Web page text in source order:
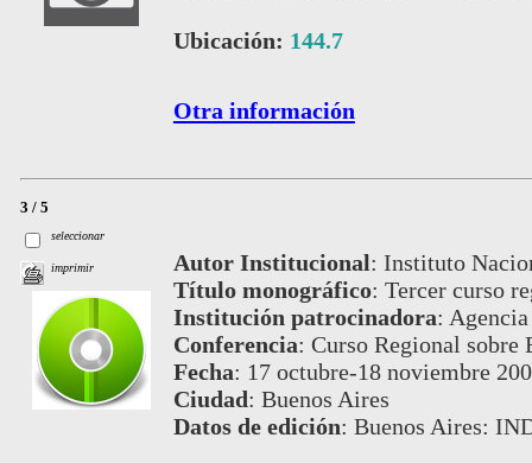
Ubicación: 144.7
Otra información
3 / 5
seleccionar
imprimir Autor Institucional: Instituto
Título monográfico: Tercer curso
Institución patrocinadora:
Conferencia: Curso Regional sobre
Fecha: 17 octubre-18 noviembre
Ciudad: Buenos Aires
Datos de edición: Buenos Aires: